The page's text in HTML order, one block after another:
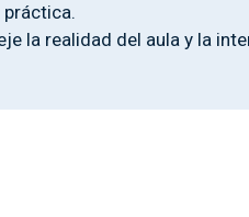
práctica.
la realidad del aula y la